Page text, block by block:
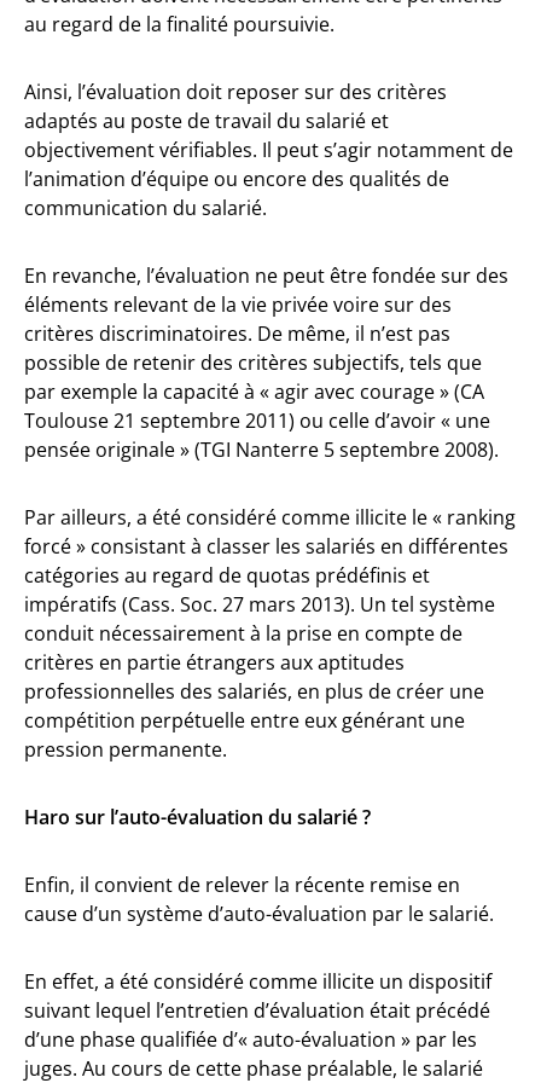
au regard de la finalité poursuivie.
Ainsi, l’évaluation doit reposer sur des critères
adaptés au poste de travail du salarié et
objectivement vérifiables. Il peut s’agir notamment de
l’animation d’équipe ou encore des qualités de
communication du salarié.
En revanche, l’évaluation ne peut être fondée sur des
éléments relevant de la vie privée voire sur des
critères discriminatoires. De même, il n’est pas
possible de retenir des critères subjectifs, tels que
par exemple la capacité à « agir avec courage » (CA
Toulouse 21 septembre 2011) ou celle d’avoir « une
pensée originale » (TGI Nanterre 5 septembre 2008).
Par ailleurs, a été considéré comme illicite le « ranking
forcé » consistant à classer les salariés en différentes
catégories au regard de quotas prédéfinis et
impératifs (Cass. Soc. 27 mars 2013). Un tel système
conduit nécessairement à la prise en compte de
critères en partie étrangers aux aptitudes
professionnelles des salariés, en plus de créer une
compétition perpétuelle entre eux générant une
pression permanente.
Haro sur l’auto-évaluation du salarié ?
Enfin, il convient de relever la récente remise en
cause d’un système d’auto-évaluation par le salarié.
En effet, a été considéré comme illicite un dispositif
suivant lequel l’entretien d’évaluation était précédé
d’une phase qualifiée d’« auto-évaluation » par les
juges. Au cours de cette phase préalable, le salarié